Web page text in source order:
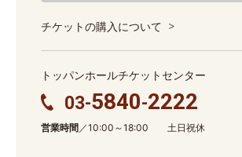
チケットの購入について
トッパンホールチケットセンター
03-5840-2222
営業時間 ／10:00～18:00 土日祝休